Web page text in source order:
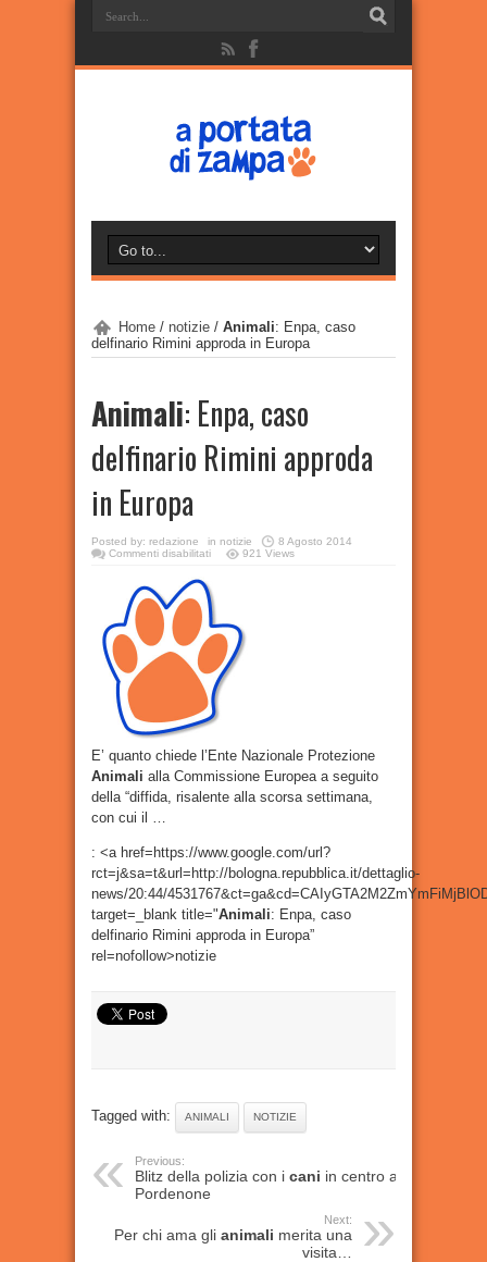
Home / notizie / Animali: Enpa, caso
delfinario Rimini approda in Europa
Animali: Enpa, caso
delfinario Rimini approda
in Europa
Posted by: redazione in notizie
8 Agosto 2014
Commenti disabilitatisu
caso
delfinario
Rimini
approda
in
Europa
921 Views
E’ quanto chiede l’Ente Nazionale Protezione
Animali alla Commissione Europea a seguito
della “diffida, risalente alla scorsa settimana,
con cui il …
: <a href=https://www.google.com/url?
rct=j&sa=t&url=http://bologna.repubblica.it/dettaglio-
news/20:44/
target=_blank title="Animali: Enpa, caso
delfinario Rimini approda in Europa”
rel=nofollow>notizie
Tagged with: ANIMALI NOTIZIE
Previous:
Blitz della polizia con i cani in centro a
Pordenone
Next:
Per chi ama gli animali merita una
visita…